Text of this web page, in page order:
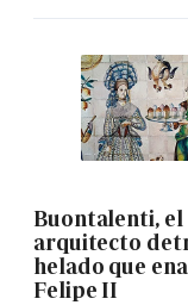
Buontalenti, el
arquitecto
helado que
Felipe II